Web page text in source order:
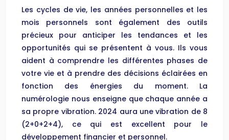
Les cycles de vie, les années personnelles et les
mois personnels sont également des outils
précieux pour anticiper les tendances et les
opportunités qui se présentent à vous. Ils vous
aident à comprendre les différentes phases de
votre vie et à prendre des décisions éclairées en
fonction des énergies du moment. La
numérologie nous enseigne que chaque année a
sa propre vibration. 2024 aura une vibration de 8
(2+0+2+4), ce qui est excellent pour le
développement financier et personnel.